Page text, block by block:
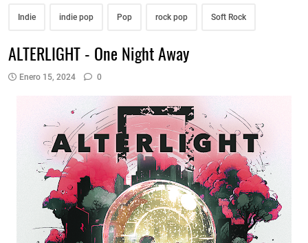
Indie indie pop Pop rock pop Soft Rock
ALTERLIGHT - One Night Away
Enero 15, 2024 0